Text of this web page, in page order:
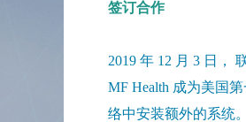
签订合作
2019 年 12 月 3 日，
MF Health 成为美国
络中安装额外的系统。